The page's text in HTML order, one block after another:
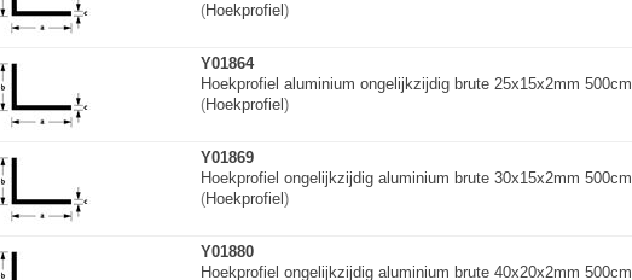
(Hoekprofiel )
Y01864
Hoekprofiel aluminium ongelijkzijdig brute 25x15x2mm 500cm
(Hoekprofiel )
Y01869
Hoekprofiel ongelijkzijdig aluminium brute 30x15x2mm 500cm
(Hoekprofiel )
Y01880
Hoekprofiel ongelijkzijdig aluminium brute 40x20x2mm 500cm